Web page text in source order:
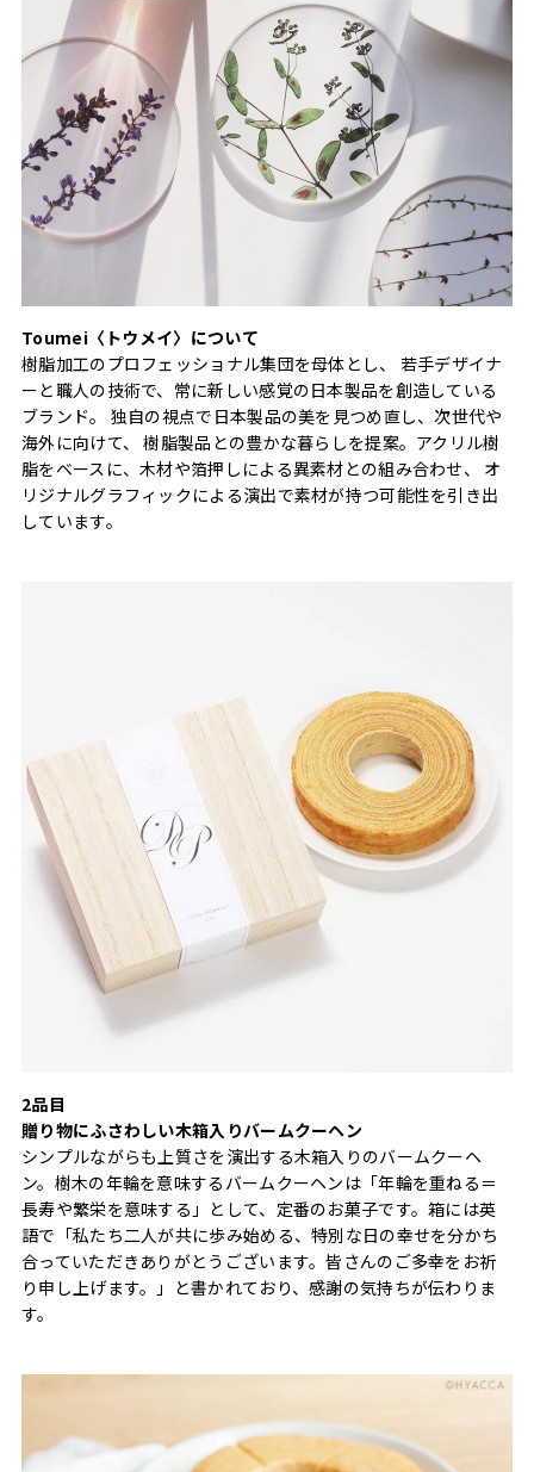
Toumei〈トウメイ〉について
樹脂加工のプロフェッショナル集団を母体とし、 若手デザイナ
ーと職人の技術で、常に新しい感覚の日本製品を創造している
ブランド。 独自の視点で日本製品の美を見つめ直し、次世代や
海外に向けて、 樹脂製品との豊かな暮らしを提案。アクリル樹
脂をベースに、木材や箔押しによる異素材との組み合わせ、 オ
リジナルグラフィックによる演出で素材が持つ可能性を引き出
しています。
2品目
贈り物にふさわしい木箱入りバームクーヘン
シンプルながらも上質さを演出する木箱入りのバームクーヘ
ン。樹木の年輪を意味するバームクーヘンは「年輪を重ねる＝
長寿や繁栄を意味する」として、定番のお菓子です。箱には英
語で「私たち二人が共に歩み始める、特別な日の幸せを分かち
合っていただきありがとうございます。皆さんのご多幸をお祈
り申し上げます。」と書かれており、感謝の気持ちが伝わりま
す。